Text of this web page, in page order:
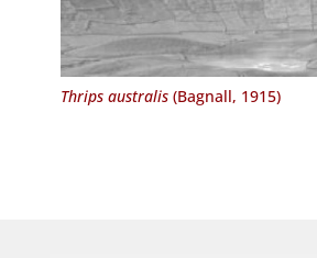
Thrips australis(Bagnall, 1915)